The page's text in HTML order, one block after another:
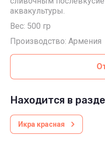
аквакультуры.
Вес: 500 гр
Производство: Армения
Находится в
Икра красная